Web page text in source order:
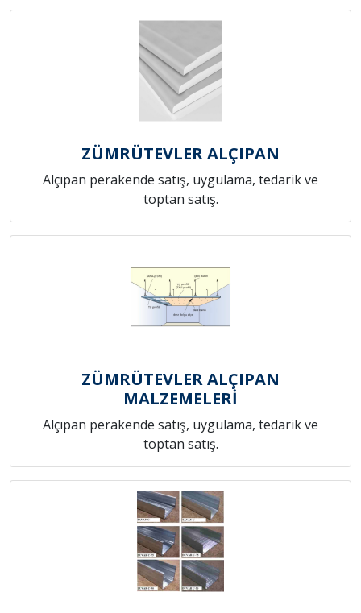
ZÜMRÜTEVLER ALÇIPAN
Alçıpan perakende satış, uygulama, tedarik ve
toptan satış.
ZÜMRÜTEVLER ALÇIPAN
MALZEMELERİ
Alçıpan perakende satış, uygulama, tedarik ve
toptan satış.